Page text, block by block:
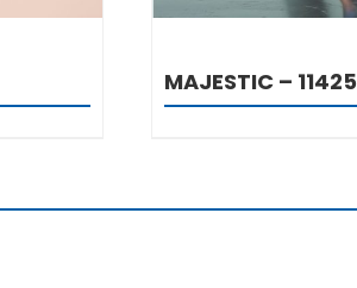
MAJESTIC – 11425